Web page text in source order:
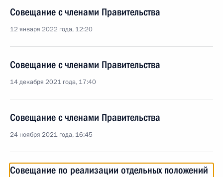
Совещание с членами Правительства
12 января 2022 года, 12:20
Совещание с членами Правительства
14 декабря 2021 года, 17:40
Совещание с членами Правительства
24 ноября 2021 года, 16:45
Совещание по реализации отдельных положений